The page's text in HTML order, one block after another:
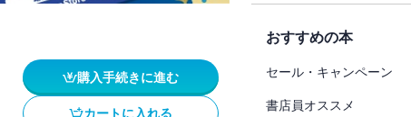
購入手続きに進む
カートに入れる
おすすめの本
セール・キャンペーン
書店員オススメ